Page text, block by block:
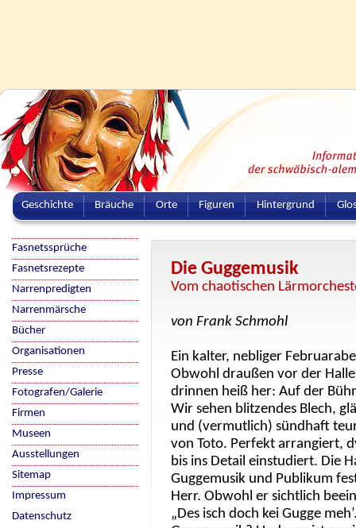
Geschichte Bräuche Orte Figuren Hintergrund
Die Guggemusik
Vom chaotischen
von Frank Schmohl
Ein kalter, nebliger
Obwohl draußen vor der
drinnen heiß her: Auf der
Wir sehen blitzendes Blech,
und (vermutlich) sündhaft
von Toto. Perfekt arrangiert,
bis ins Detail einstudiert. Die
Guggemusik und Publikum
Herr. Obwohl er sichtlich
„Des isch doch kei Gugge
Fasnetssprüche
Fasnetsrezepte
Narrenpredigten
Narrenmärsche
Bücher
Organisationen
Presse
Fotografen/Galerie
Firmen
Museen
Ausstellungen
Sitemap
Impressum
Datenschutz